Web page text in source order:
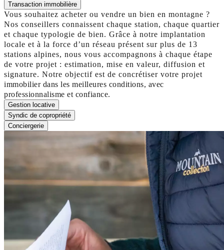
Transaction immobilière
Vous souhaitez acheter ou vendre un bien en montagne ?
Nos conseillers connaissent chaque station, chaque quartier
et chaque typologie de bien. Grâce à notre implantation
locale et à la force d’un réseau présent sur plus de 13
stations alpines, nous vous accompagnons à chaque étape
de votre projet : estimation, mise en valeur, diffusion et
signature. Notre objectif est de concrétiser votre projet
immobilier dans les meilleures conditions, avec
professionnalisme et confiance.
Gestion locative
Syndic de copropriété
Conciergerie